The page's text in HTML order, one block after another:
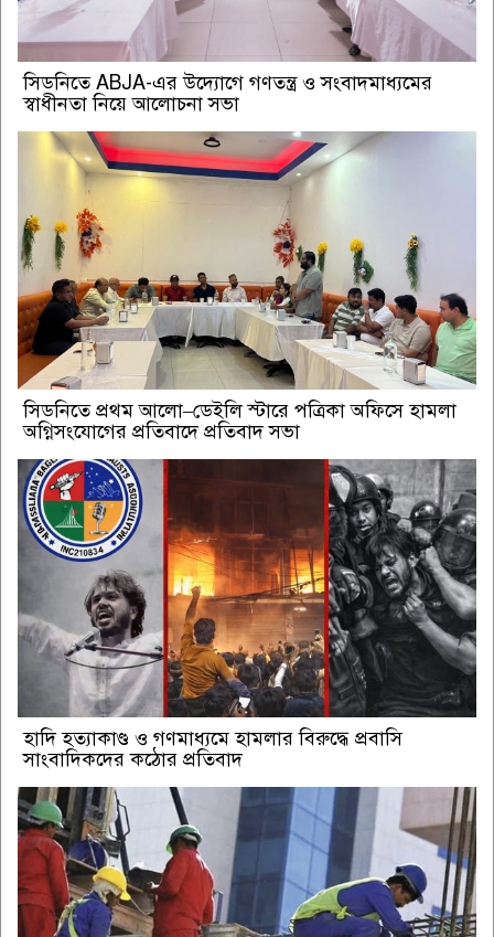
সিডনিতে ABJA-এর উদ্যোগে গণতন্ত্র ও সংবাদমাধ্যমের
স্বাধীনতা নিয়ে আলোচনা সভা
সিডনিতে প্রথম আলো–ডেইলি স্টারে পত্রিকা অফিসে হামলা
অগ্নিসংযোগের প্রতিবাদে প্রতিবাদ সভা
হাদি হত্যাকাণ্ড ও গণমাধ্যমে হামলার বিরুদ্ধে প্রবাসি
সাংবাদিকদের কঠোর প্রতিবাদ